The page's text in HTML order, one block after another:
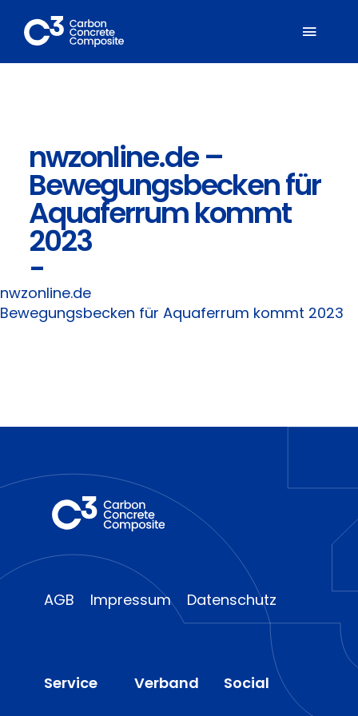
Inhalt
springen
Fachbereiche
Carbonbeton
Suche
nach:
nwzonline.de –
Bewegungsbecken für
Aquaferrum kommt
2023
-
nwzonline.de
Bewegungsbecken für Aquaferrum kommt 2023
AGB Impressum Datenschutz
Service Verband Social